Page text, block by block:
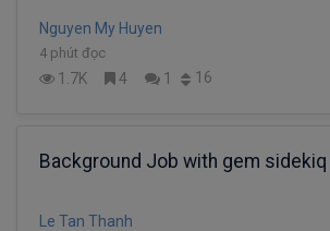
Nguyen My Huyen
4 phút đọc
1.7K 4 1 16
Background Job with gem sidekiq
Le Tan Thanh